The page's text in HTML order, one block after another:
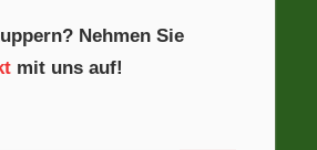
Nehmen Sie
mit uns auf!